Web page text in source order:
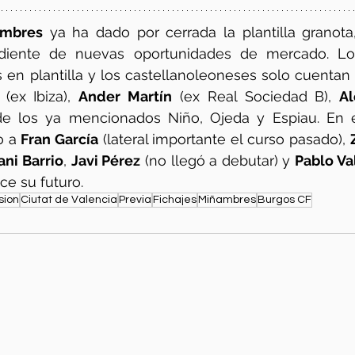
ya ha dado por cerrada la plantilla
de nuevas oportunidades de mercado.
en plantilla y los castellanoleoneses solo cuentan
Ibiza), Ander Martín (ex Real Sociedad B),
los ya mencionados Niño, Ojeda y Espiau. En
a Fran García (lateral importante el curso pasado),
Barrio, Javi Pérez (no llegó a debutar) y Pablo
su futuro.
Ciutat de Valencia Previa Fichajes Miñambres Burgos CF